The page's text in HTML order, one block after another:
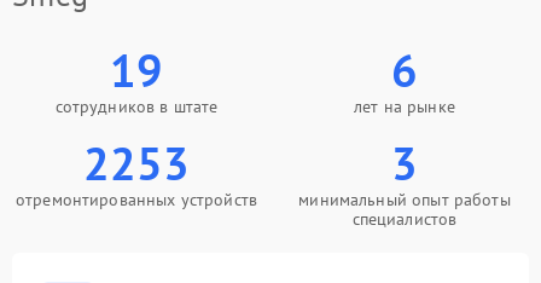
19
сотрудников в штате
6
лет на рынке
2253
отремонтированных устройств
3
минимальный опыт работы
специалистов